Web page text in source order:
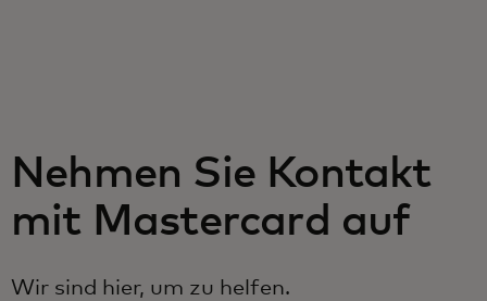
Für die Welt
Nehmen Sie Kontakt
mit Mastercard auf
Wir sind hier, um zu helfen.